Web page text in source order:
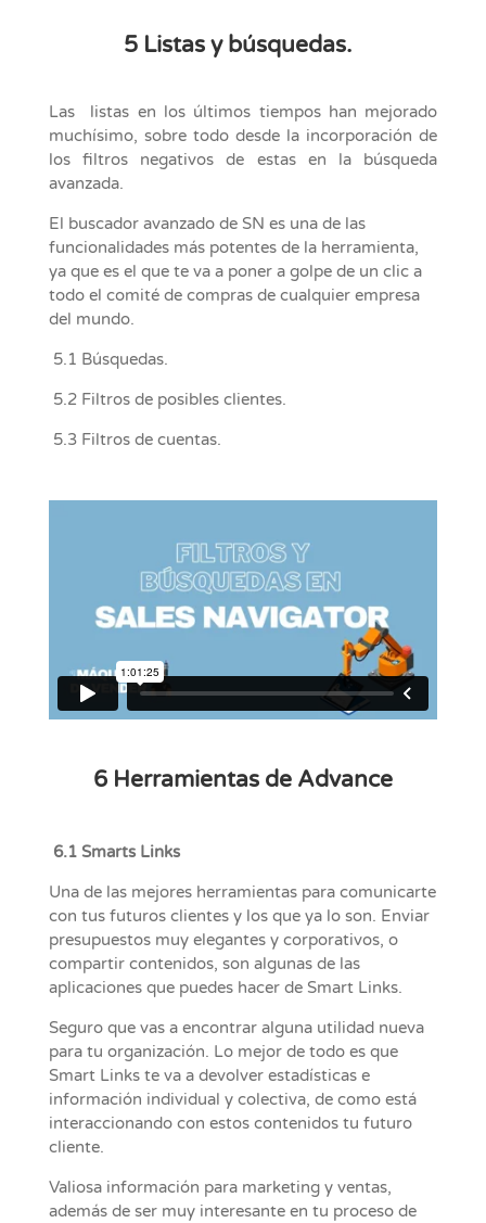
5 Listas y búsquedas.
Las listas en los últimos tiempos han mejorado
muchísimo, sobre todo desde la incorporación de
los filtros negativos de estas en la búsqueda
avanzada.
El buscador avanzado de SN es una de las
funcionalidades más potentes de la herramienta,
ya que es el que te va a poner a golpe de un clic a
todo el comité de compras de cualquier empresa
del mundo.
5.1 Búsquedas.
5.2 Filtros de posibles clientes.
5.3 Filtros de cuentas.
6 Herramientas de Advance
6.1 Smarts Links
Una de las mejores herramientas para comunicarte
con tus futuros clientes y los que ya lo son. Enviar
presupuestos muy elegantes y corporativos, o
compartir contenidos, son algunas de las
aplicaciones que puedes hacer de Smart Links.
Seguro que vas a encontrar alguna utilidad nueva
para tu organización. Lo mejor de todo es que
Smart Links te va a devolver estadísticas e
información individual y colectiva, de como está
interaccionando con estos contenidos tu futuro
cliente.
Valiosa información para marketing y ventas,
además de ser muy interesante en tu proceso de